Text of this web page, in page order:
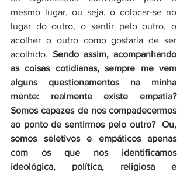
mesmo lugar, ou seja, o colocar-se no
lugar do outro, o sentir pelo outro, o
acolher o outro como gostaria de ser
acolhido. Sendo assim, acompanhando
as coisas cotidianas, sempre me vem
alguns questionamentos na minha
mente: realmente existe empatia?
Somos capazes de nos compadecermos
ao ponto de sentirmos pelo outro?  Ou,
somos seletivos e empáticos apenas
com os que nos identificamos
ideológica, política, religiosa e